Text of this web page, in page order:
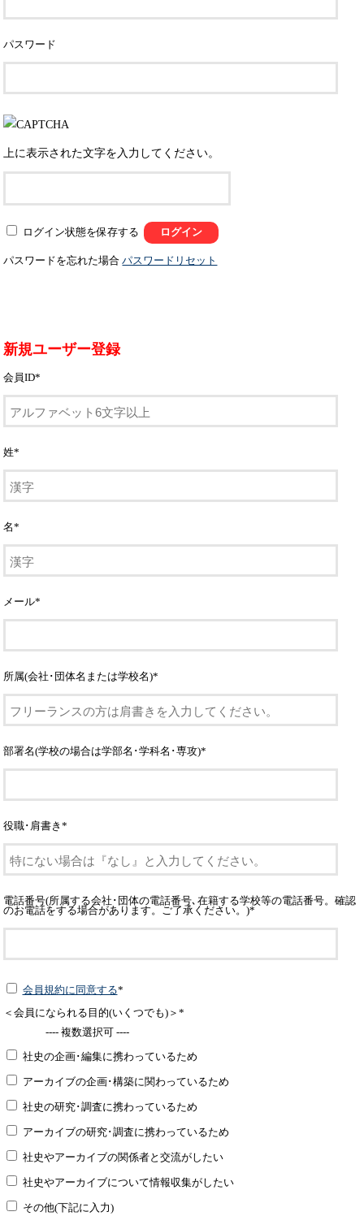
パスワード
上に表示された文字を入力してください。
ログイン状態を保存する
パスワードを忘れた場合パスワードリセット
新規ユーザー登録
会員ID*
姓*
名*
メール*
所属(会社･団体名または学校名)*
部署名(学校の場合は学部名･学科名･専攻)*
役職･肩書き*
電話番号(所属する会社･団体の電話番号､在籍する学校等の電話番号。確認
のお電話をする場合があります。ご了承ください。)*
会員規約に同意する*
＜会員になられる目的(いくつでも)＞*
---- 複数選択可 ----
社史の企画･編集に携わっているため
アーカイブの企画･構築に関わっているため
社史の研究･調査に携わっているため
アーカイブの研究･調査に携わっているため
社史やアーカイブの関係者と交流がしたい
社史やアーカイブについて情報収集がしたい
その他(下記に入力)